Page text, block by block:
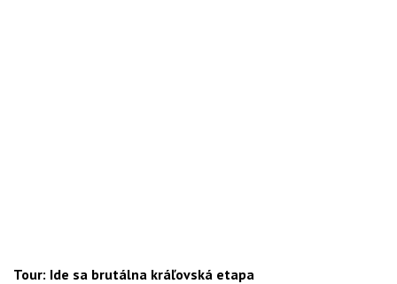
Tour: Ide sa brutálna kráľovská etapa